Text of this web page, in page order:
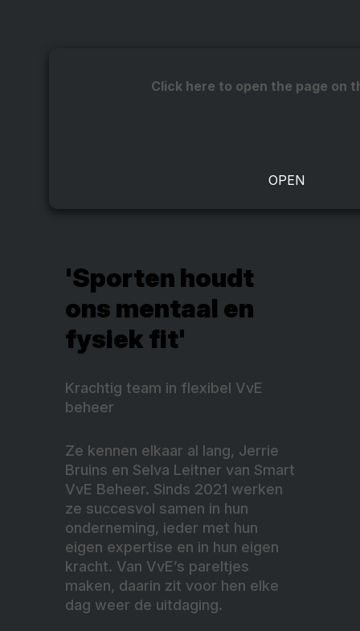
Click here to open the page on
'Sporten houdt
ons mentaal en
fysiek fit'
Krachtig team in flexibel VvE
beheer
Ze kennen elkaar al lang, Jerrie
Bruins en Selva Leitner van Smart
VvE Beheer. Sinds 2021 werken
ze succesvol samen in hun
onderneming, ieder met hun
eigen expertise en in hun eigen
kracht. Van VvE’s pareltjes
maken, daarin zit voor hen elke
dag weer de uitdaging.